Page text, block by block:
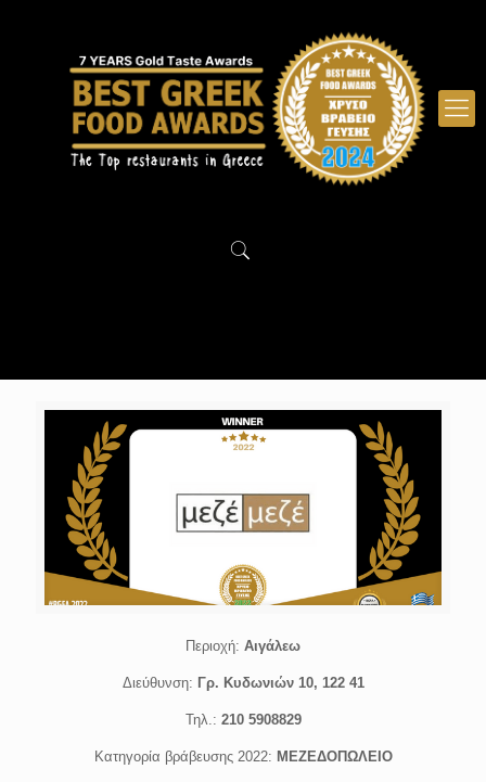
Περιοχή: Αιγάλεω
Διεύθυνση: Γρ. Κυδωνιών 10, 122 41
Τηλ.: 210 5908829
Κατηγορία βράβευσης 2022: ΜΕΖΕΔΟΠΩΛΕΙΟ